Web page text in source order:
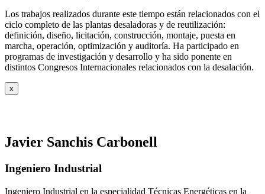
Los trabajos realizados durante este tiempo están relacionados con el
ciclo completo de las plantas desaladoras y de reutilización:
definición, diseño, licitación, construcción, montaje, puesta en
marcha, operación, optimización y auditoría. Ha participado en
programas de investigación y desarrollo y ha sido ponente en
distintos Congresos Internacionales relacionados con la desalación.
x
Javier Sanchis Carbonell
Ingeniero Industrial
Ingeniero Industrial en la especialidad Técnicas Energéticas en la